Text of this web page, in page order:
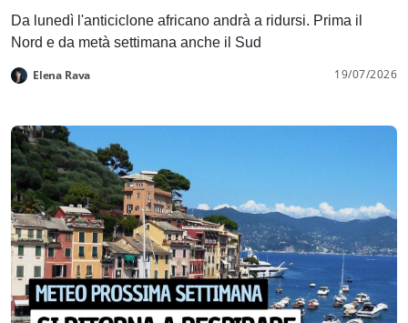
Da lunedì l'anticiclone africano andrà a ridursi. Prima il
Nord e da metà settimana anche il Sud
Elena Rava 19/07/2026